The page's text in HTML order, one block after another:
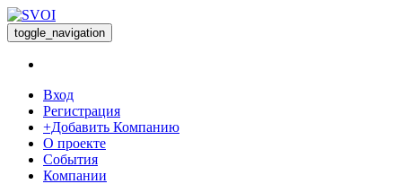
toggle_navigation
Вход
Регистрация
+Добавить Компанию
О проекте
События
Компании